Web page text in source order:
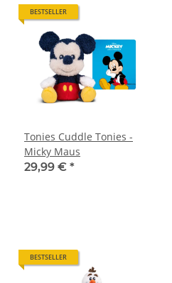
BESTSELLER
Tonies Cuddle Tonies -
Micky Maus
29,99 € *
BESTSELLER